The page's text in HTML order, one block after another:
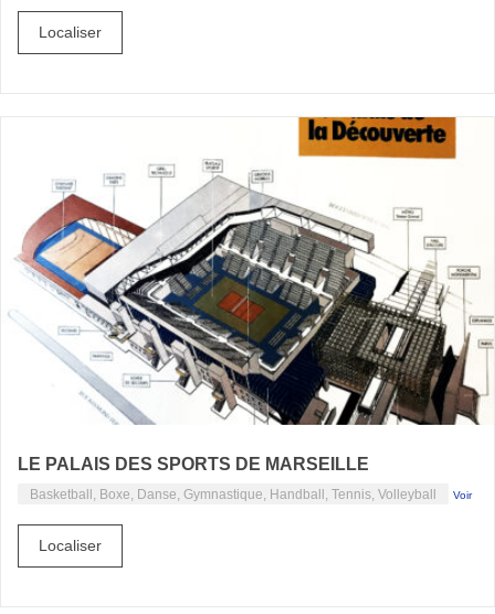
Localiser
LE PALAIS DES SPORTS DE MARSEILLE
Basketball, Boxe, Danse, Gymnastique, Handball, Tennis, Volleyball Voir
Localiser